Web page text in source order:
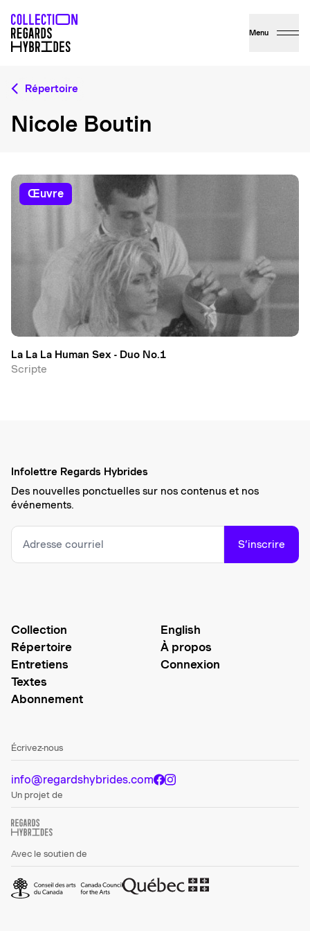
Menu
Répertoire
Nicole Boutin
œuvre
La La La Human Sex - Duo No.1
Scripte
Infolettre Regards Hybrides
Des nouvelles ponctuelles sur nos contenus et nos
événements.
S’inscrire
Collection
Répertoire
Entretiens
Textes
Abonnement
English
À propos
Connexion
Écrivez-nous
info@regardshybrides.com
Un projet de
Avec le soutien de